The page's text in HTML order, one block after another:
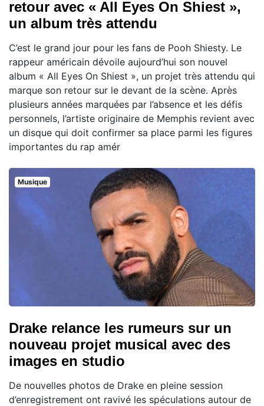
retour avec « All Eyes On Shiest »,
un album très attendu
C’est le grand jour pour les fans de Pooh Shiesty. Le
rappeur américain dévoile aujourd’hui son nouvel
album « All Eyes On Shiest », un projet très attendu qui
marque son retour sur le devant de la scène. Après
plusieurs années marquées par l’absence et les défis
personnels, l’artiste originaire de Memphis revient avec
un disque qui doit confirmer sa place parmi les figures
importantes du rap amér
Musique
Drake relance les rumeurs sur un
nouveau projet musical avec des
images en studio
De nouvelles photos de Drake en pleine session
d’enregistrement ont ravivé les spéculations autour de